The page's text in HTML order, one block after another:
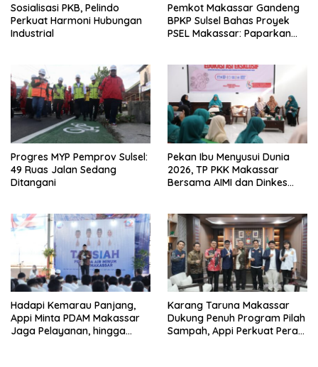
Sosialisasi PKB, Pelindo
Perkuat Harmoni Hubungan
Industrial
Pemkot Makassar Gandeng
BPKP Sulsel Bahas Proyek
PSEL Makassar: Paparkan
Progres MYP Pemprov Sulsel:
49 Ruas Jalan Sedang
Ditangani
Pekan Ibu Menyusui Dunia
2026, TP PKK Makassar
Bersama AIMI dan Dinkes
Hadapi Kemarau Panjang,
Appi Minta PDAM Makassar
Jaga Pelayanan, hingga
Karang Taruna Makassar
Dukung Penuh Program Pilah
Sampah, Appi Perkuat Peran